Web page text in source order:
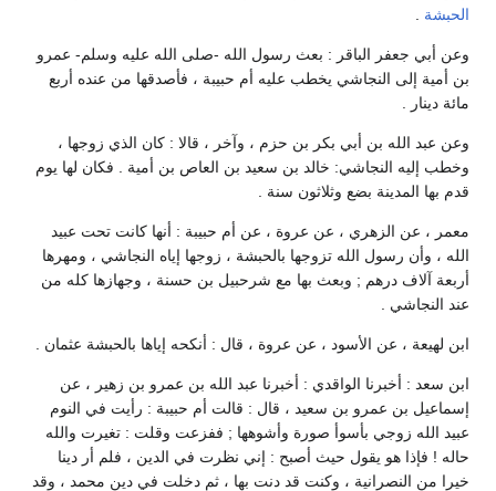
الحبشة
وعن أبي جعفر الباقر : بعث رسول الله -صلى الله عليه وسلم- عمرو
بن أمية إلى النجاشي يخطب عليه أم حبيبة ، فأصدقها من عنده أربع
مائة دينار .
وعن عبد الله بن أبي بكر بن حزم ، وآخر ، قالا : كان الذي زوجها ،
وخطب إليه النجاشي: خالد بن سعيد بن العاص بن أمية . فكان لها يوم
قدم بها المدينة بضع وثلاثون سنة .
معمر ، عن الزهري ، عن عروة ، عن أم حبيبة : أنها كانت تحت عبيد
الله ، وأن رسول الله تزوجها بالحبشة ، زوجها إياه النجاشي ، ومهرها
أربعة آلاف درهم ; وبعث بها مع شرحبيل بن حسنة ، وجهازها كله من
عند النجاشي .
ابن لهيعة ، عن الأسود ، عن عروة ، قال : أنكحه إياها بالحبشة عثمان .
ابن سعد : أخبرنا الواقدي : أخبرنا عبد الله بن عمرو بن زهير ، عن
إسماعيل بن عمرو بن سعيد ، قال : قالت أم حبيبة : رأيت في النوم
عبيد الله زوجي بأسوأ صورة وأشوهها ; ففزعت وقلت : تغيرت والله
حاله ! فإذا هو يقول حيث أصبح : إني نظرت في الدين ، فلم أر دينا
خيرا من النصرانية ، وكنت قد دنت بها ، ثم دخلت في دين محمد ، وقد